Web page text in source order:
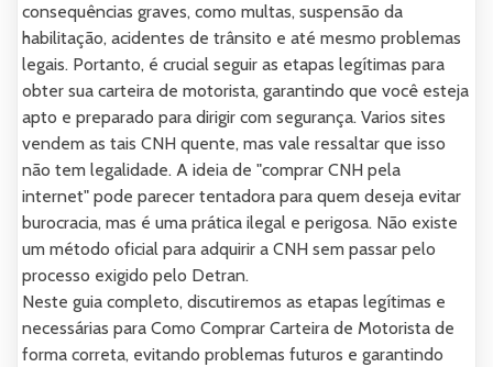
consequências graves, como multas, suspensão da
habilitação, acidentes de trânsito e até mesmo problemas
legais. Portanto, é crucial seguir as etapas legítimas para
obter sua carteira de motorista, garantindo que você esteja
apto e preparado para dirigir com segurança. Varios sites
vendem as tais CNH quente, mas vale ressaltar que isso
não tem legalidade. A ideia de "comprar CNH pela
internet" pode parecer tentadora para quem deseja evitar
burocracia, mas é uma prática ilegal e perigosa. Não existe
um método oficial para adquirir a CNH sem passar pelo
processo exigido pelo Detran.
Neste guia completo, discutiremos as etapas legítimas e
necessárias para Como Comprar Carteira de Motorista de
forma correta, evitando problemas futuros e garantindo